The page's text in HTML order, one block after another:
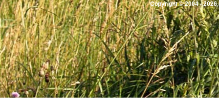
Copyright © 2004 -